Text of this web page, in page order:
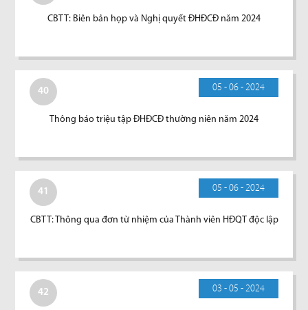
CBTT: Biên bản họp và Nghị quyết ĐHĐCĐ năm 2024
40 05 - 06 - 2024
Thông báo triệu tập ĐHĐCĐ thường niên năm 2024
41 05 - 06 - 2024
CBTT: Thông qua đơn từ nhiệm của Thành viên HĐQT độc lập
42 03 - 05 - 2024